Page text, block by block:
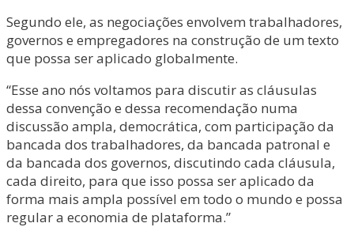
Segundo ele, as negociações envolvem trabalhadores,
governos e empregadores na construção de um texto
que possa ser aplicado globalmente.
“Esse ano nós voltamos para discutir as cláusulas
dessa convenção e dessa recomendação numa
discussão ampla, democrática, com participação da
bancada dos trabalhadores, da bancada patronal e
da bancada dos governos, discutindo cada cláusula,
cada direito, para que isso possa ser aplicado da
forma mais ampla possível em todo o mundo e possa
regular a economia de plataforma.”